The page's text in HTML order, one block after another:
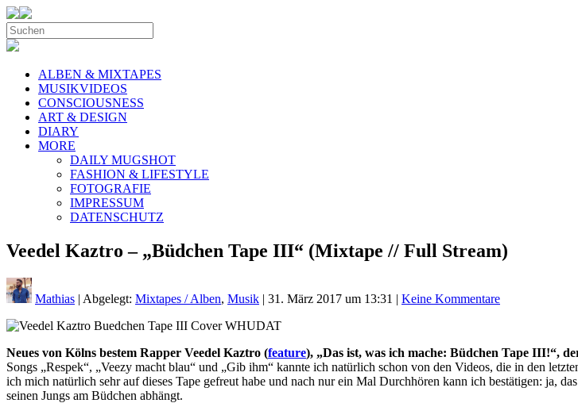
ALBEN & MIXTAPES
MUSIKVIDEOS
CONSCIOUSNESS
ART & DESIGN
DIARY
MORE
DAILY MUGSHOT
FASHION & LIFESTYLE
FOTOGRAFIE
IMPRESSUM
DATENSCHUTZ
Veedel Kaztro – „Büdchen Tape III“ (Mixtape // Full Stream)
Mathias | Abgelegt: Mixtapes / Alben, Musik | 31. März 2017 um 13:31 | Keine Kommentare
Neues von Kölns bestem Rapper Veedel Kaztro (feature), „Das ist, was ich mache: Büdchen Tape III!“,
Songs „Respek“, „Veezy macht blau“ und „Gib ihm“ kannte ich natürlich schon von den Videos, die in den
ich mich natürlich sehr auf dieses Tape gefreut habe und nach nur ein Mal Durchhören kann ich bestätigen: ja,
seinen Jungs am Büdchen abhängt.